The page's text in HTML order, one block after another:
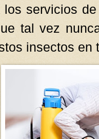
los servicios
tal vez
insectos en